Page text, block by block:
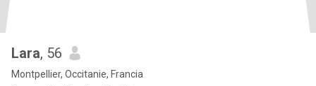
Lara, 56
Montpellier, Occitanie, Francia